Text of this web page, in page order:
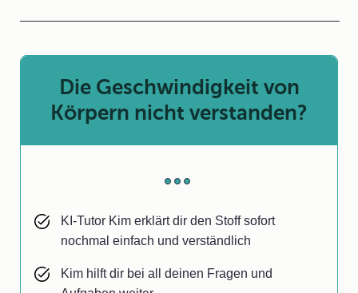
Die Geschwindigkeit von
Körpern nicht verstanden?
KI-Tutor Kim erklärt dir den Stoff sofort
nochmal einfach und verständlich
Kim hilft dir bei all deinen Fragen und